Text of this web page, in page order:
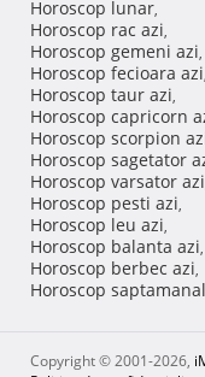
Horoscop lunar,
Horoscop rac azi,
Horoscop gemeni azi,
Horoscop fecioara azi,
Horoscop taur azi,
Horoscop capricorn
Horoscop scorpion
Horoscop sagetator
Horoscop varsator azi
Horoscop pesti azi,
Horoscop leu azi,
Horoscop balanta azi,
Horoscop berbec azi,
Horoscop saptamanal
Copyright © 2001-2026,